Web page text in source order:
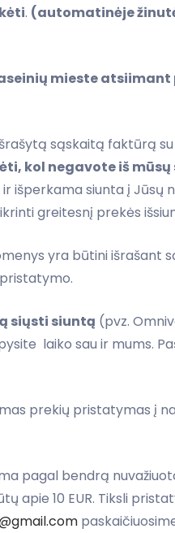
. (automatinėje
mieste
sąskaitą faktūrą
kol negavote iš
išperkama siunta į Jūsų
greitesnį prekės
yra būtini išrašant
siųsti siuntą (pvz.
laiko sau ir mums.
prekių pristatymas į
pagal bendrą
10 EUR. Tiksli